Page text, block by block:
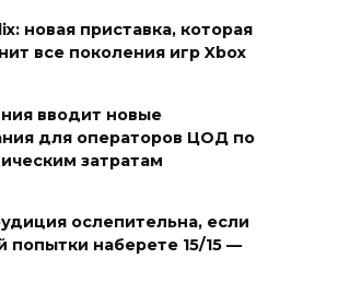
новая приставка, которая
все поколения игр Xbox
вводит новые
для операторов ЦОД по
затратам
ослепительна, если
попытки наберете 15/15 —